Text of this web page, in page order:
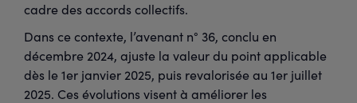
cadre des accords collectifs.
Dans ce contexte, l’avenant n° 36, conclu en
décembre 2024, ajuste la valeur du point applicable
dès le 1er janvier 2025, puis revalorisée au 1er juillet
2025. Ces évolutions visent à améliorer les